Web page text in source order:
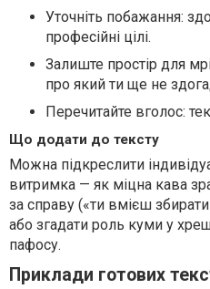
Уточніть побажання:
професійні цілі.
Залиште простір для
про який ти ще не
Перечитайте вголос:
Що додати до тексту
Можна підкреслити
витримка — як міцна кава
за справу («ти вмієш
або згадати роль куми у
пафосу.
Приклади готових